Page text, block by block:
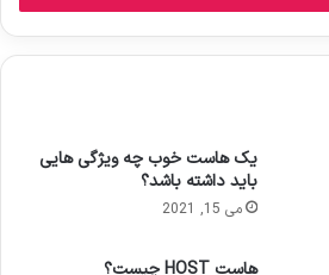
یک هاست خوب چه ویژگی هایی
باید داشته باشد؟
می 15, 2021
هاست HOST چیست؟